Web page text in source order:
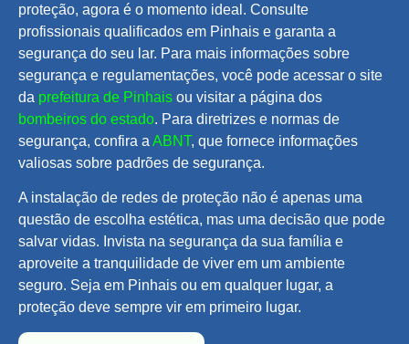
proteção, agora é o momento ideal. Consulte
profissionais qualificados em Pinhais e garanta a
segurança do seu lar. Para mais informações sobre
segurança e regulamentações, você pode acessar o site
da prefeitura de Pinhais ou visitar a página dos
bombeiros do estado. Para diretrizes e normas de
segurança, confira a ABNT, que fornece informações
valiosas sobre padrões de segurança.
A instalação de redes de proteção não é apenas uma
questão de escolha estética, mas uma decisão que pode
salvar vidas. Invista na segurança da sua família e
aproveite a tranquilidade de viver em um ambiente
seguro. Seja em Pinhais ou em qualquer lugar, a
proteção deve sempre vir em primeiro lugar.